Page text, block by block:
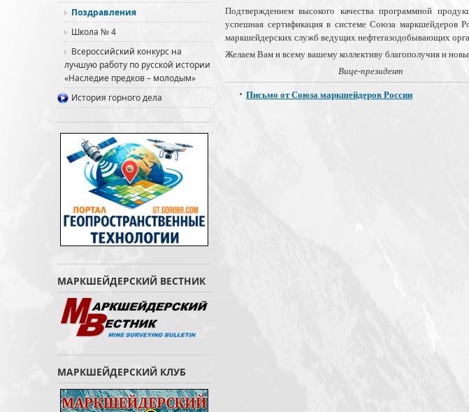
Подтверждением высокого качества программной
успешная сертификация в системе Союза маркшейдеров
маркшейдерских служб ведущих нефтегазодобывающих
Желаем Вам и всему вашему коллективу благополучия и
Вице-
Письмо от Союза маркшейдеров России
Поздравления
Школа № 4
Всероссийский конкурс на
лучшую работу по русской истории
«Наследие предков – молодым»
История горного дела
МАРКШЕЙДЕРСКИЙ ВЕСТНИК
МАРКШЕЙДЕРСКИЙ КЛУБ